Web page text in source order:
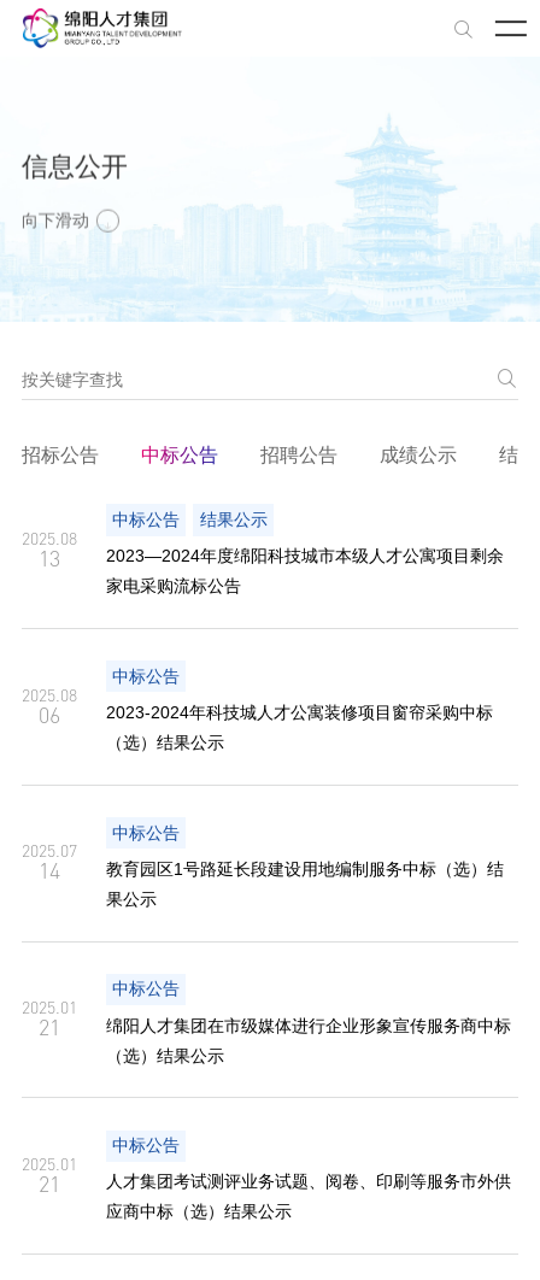

信息公开
向下滑动

招标公告 中标公告 招聘公告 成绩公示 结
2025.08
13
中标公告
结果公示
2023—2024年度绵阳科技城市本级人才公寓项目剩余
家电采购流标公告
2025.08
06
中标公告
2023-2024年科技城人才公寓装修项目窗帘采购中标
（选）结果公示
2025.07
14
中标公告
教育园区1号路延长段建设用地编制服务中标（选）结
果公示
2025.01
21
中标公告
绵阳人才集团在市级媒体进行企业形象宣传服务商中标
（选）结果公示
2025.01
21
中标公告
人才集团考试测评业务试题、阅卷、印刷等服务市外供
应商中标（选）结果公示